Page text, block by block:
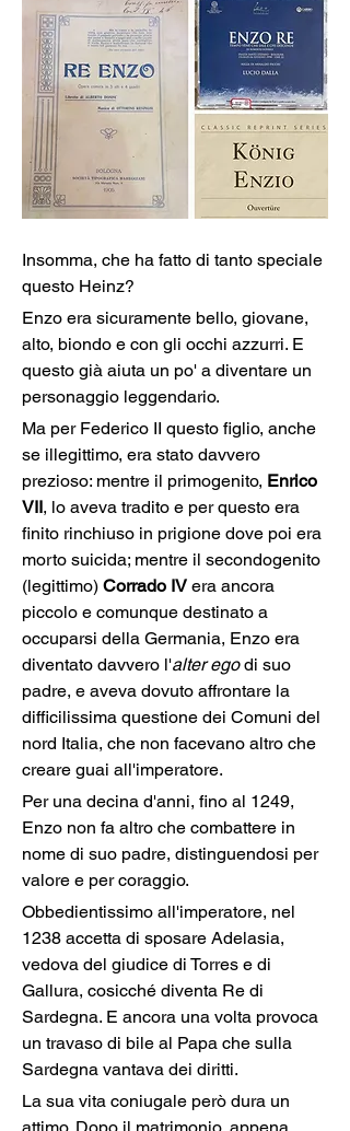
Insomma, che ha fatto di tanto speciale
questo Heinz?
Enzo era sicuramente bello, giovane,
alto, biondo e con gli occhi azzurri. E
questo già aiuta un po' a diventare un
personaggio leggendario.
Ma per Federico II questo figlio, anche
se illegittimo, era stato davvero
prezioso: mentre il primogenito, Enrico
VII, lo aveva tradito e per questo era
finito rinchiuso in prigione dove poi era
morto suicida; mentre il secondogenito
(legittimo) Corrado IV era ancora
piccolo e comunque destinato a
occuparsi della Germania, Enzo era
diventato davvero l'alter ego di suo
padre, e aveva dovuto affrontare la
difficilissima questione dei Comuni del
nord Italia, che non facevano altro che
creare guai all'imperatore.
Per una decina d'anni, fino al 1249,
Enzo non fa altro che combattere in
nome di suo padre, distinguendosi per
valore e per coraggio.
Obbedientissimo all'imperatore, nel
1238 accetta di sposare Adelasia,
vedova del giudice di Torres e di
Gallura, cosicché diventa Re di
Sardegna. E ancora una volta provoca
un travaso di bile al Papa che sulla
Sardegna vantava dei diritti.
La sua vita coniugale però dura un